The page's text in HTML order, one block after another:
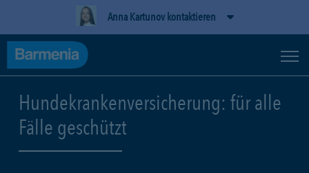
Anna Kartunov kontaktieren
Hundekrankenversicherung: für alle
Fälle geschützt